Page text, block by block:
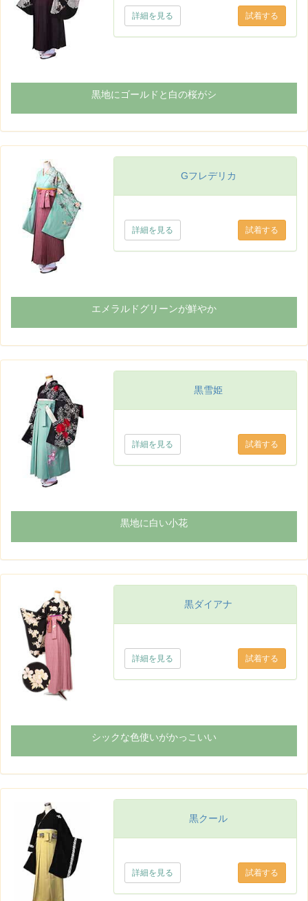
詳細を見る
黒地にゴールドと白の桜がシ
Gフレデリカ
詳細を見る
エメラルドグリーンが鮮やか
黒雪姫
詳細を見る
黒地に白い小花
黒ダイアナ
詳細を見る
シックな色使いがかっこいい
黒クール
詳細を見る